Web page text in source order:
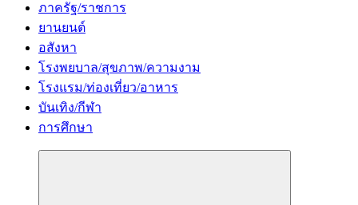
ภาครัฐ/ราชการ
ยานยนต์
อสังหา
โรงพยบาล/สุขภาพ/ความงาม
โรงแรม/ท่องเที่ยว/อาหาร
บันเทิง/กีฬา
การศึกษา